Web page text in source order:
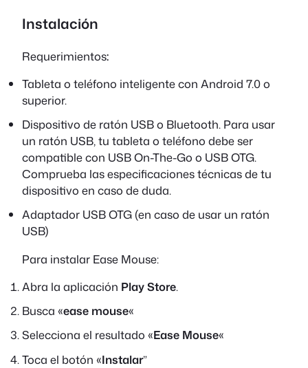
Instalación
Requerimientos:
Tableta o teléfono inteligente con Android 7.0 o
superior.
Dispositivo de ratón USB o Bluetooth. Para usar
un ratón USB, tu tableta o teléfono debe ser
compatible con USB On-The-Go o USB OTG.
Comprueba las especificaciones técnicas de tu
dispositivo en caso de duda.
Adaptador USB OTG (en caso de usar un ratón
USB)
Para instalar Ease Mouse:
Abra la aplicación Play Store.
Busca «ease mouse«
Selecciona el resultado «Ease Mouse«
Toca el botón «Instalar”